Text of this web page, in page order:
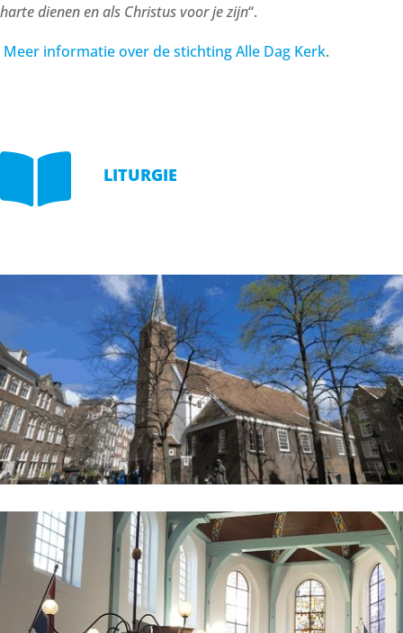
harte dienen en als Christus voor je zijn“.
Meer informatie over de stichting Alle Dag Kerk.
 LITURGIE